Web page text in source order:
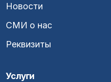
Новости
СМИ о нас
Реквизиты
Услуги